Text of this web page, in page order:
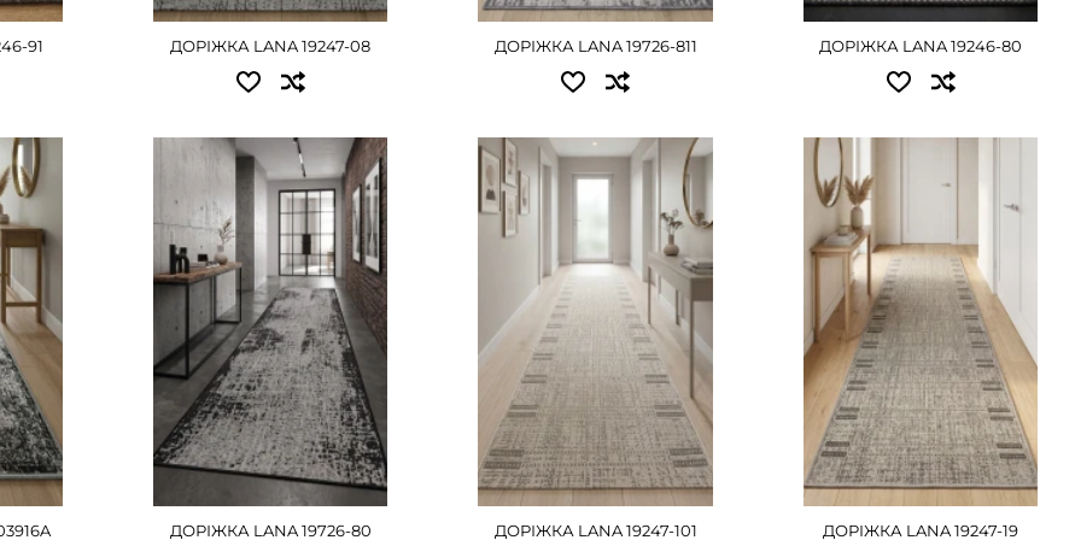
91
ДЕТАЛЬНІШЕ
ДОРІЖКА LANA 19247-08 ДЕТАЛЬНІШЕ
ДОРІЖКА LANA 19726-811 ДЕТАЛЬНІШЕ
ДОРІЖКА LANA 19246-80
Доступні розміри:
0.50 - 405 грн
0.60 - 495 грн
0.67 - 540 грн
0.80 - 630 грн
1.00 - 810 грн
1.20 - 990 грн
1.50 - 1215 грн
2.00 - 1620 грн
ДОРІЖКА LANA 19726-80
Доступні розміри:
0.50 - 405 грн
0.60 - 495 грн
0.67 - 540 грн
0.80 - 630 грн
1.00 - 810 грн
1.20 - 990 грн
1.50 - 1215 грн
2.00 - 1620 грн
ДОРІЖКА LANA 19247-101
Доступні розміри:
0.50 - 405 грн
0.60 - 495 грн
0.67 - 540 грн
0.80 - 630 грн
1.00 - 810 грн
1.20 - 990 грн
1.50 - 1215 грн
2.00 - 1620 грн
ДОРІЖКА LANA 19247-19